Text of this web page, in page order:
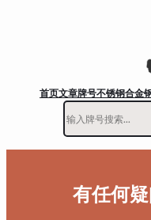
首页文章牌号不锈钢合金
有任何